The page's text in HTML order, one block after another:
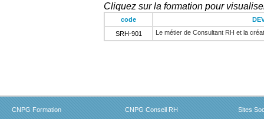
Cliquez sur la formation pour
code
SRH-901
Le métier de Consultant RH et la
CNPG Formation
CNPG Conseil RH
Sites